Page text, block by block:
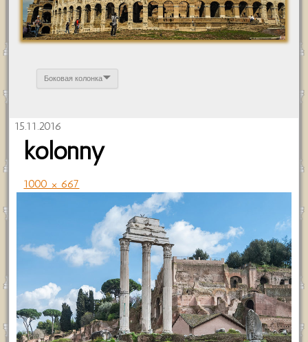
Боковая колонка
15.11.2016
kolonny
1000 × 667